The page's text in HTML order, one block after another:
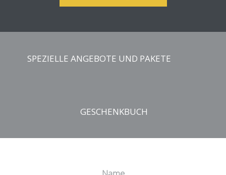
SPEZIELLE ANGEBOTE UND PAKETE
GESCHENKBUCH
UNSERER WEBSITE